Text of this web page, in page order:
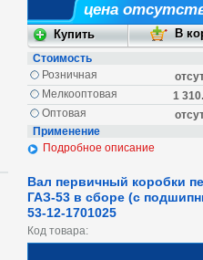
цена
Стоимость
Розничная
1
Мелкооптовая
Оптовая
Применение
Подробное описание
Вал первичный коробки
ГАЗ-53 в сборе (с
53-12-1701025
Код товара: